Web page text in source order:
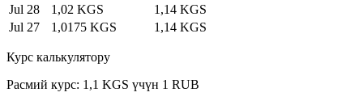
Jul 28
1,02 KGS
1,14 KGS
Jul 27
1,0175 KGS 1,14 KGS
Курс калькулятору
Расмий курс: 1,1 KGS үчүн 1 RUB